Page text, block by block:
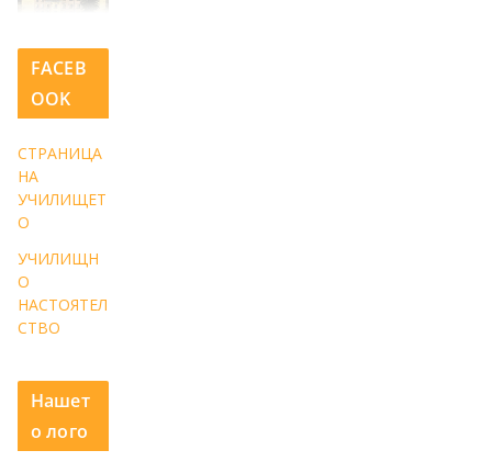
FACEB
OOK
СТРАНИЦА
НА
УЧИЛИЩЕТ
О
УЧИЛИЩН
О
НАСТОЯТЕЛ
СТВО
Нашет
о лого